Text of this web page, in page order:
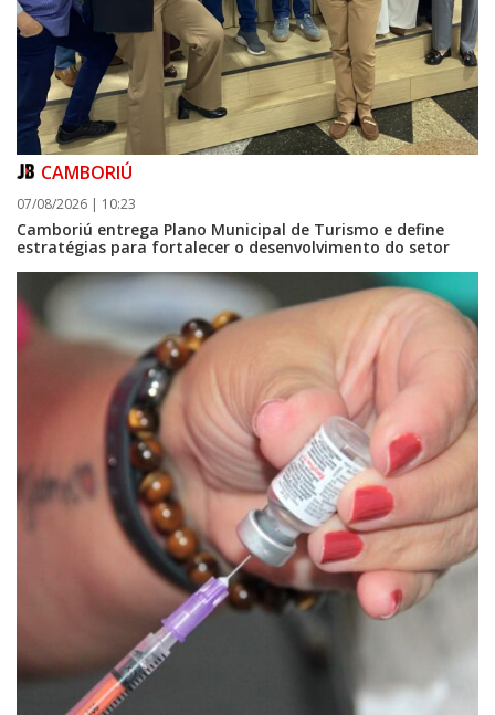
09/08/2026 | 07:00
Prefeitura de Balneário Piçarras realiza leilão eletrônico de bens móveis
e terrenos do IPRESP
CAMBORIÚ
07/08/2026 | 10:23
Camboriú entrega Plano Municipal de Turismo e define
estratégias para fortalecer o desenvolvimento do setor